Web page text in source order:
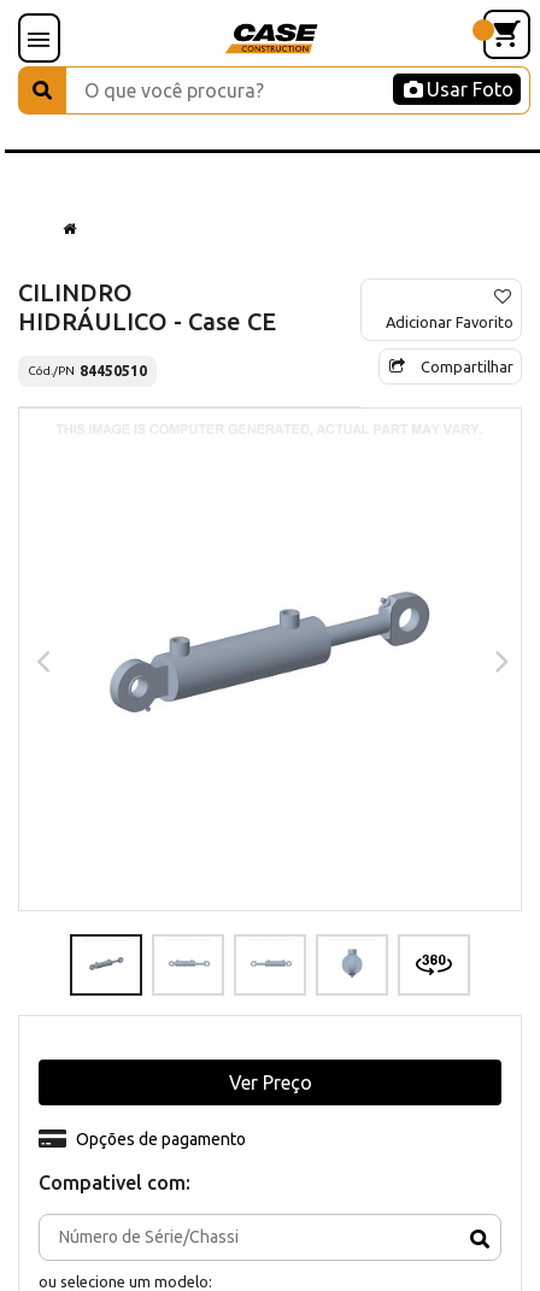
Usar Foto
CILINDRO
HIDRÁULICO - Case CE
Cód./PN 84450510
Adicionar Favorito
Compartilhar
Compativel com:
ou selecione um modelo:
Opções de pagamento
Ver Preço